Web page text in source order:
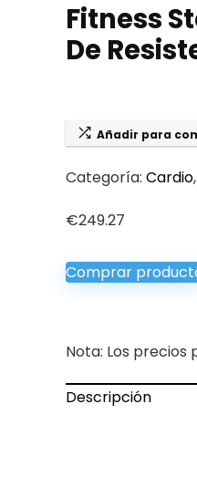
Fitness
De
Añadir para
Categoría: Cardio,
€249.27
Comprar
Nota: Los
Descripción